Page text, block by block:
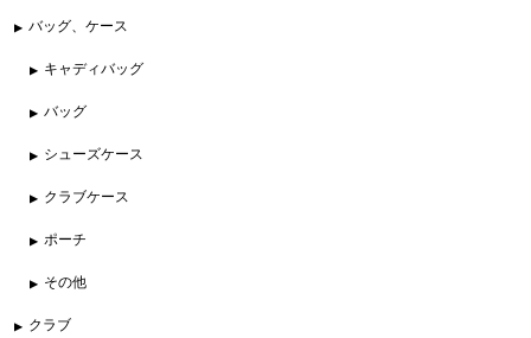
バッグ、ケース
キャディバッグ
バッグ
シューズケース
クラブケース
ポーチ
その他
クラブ